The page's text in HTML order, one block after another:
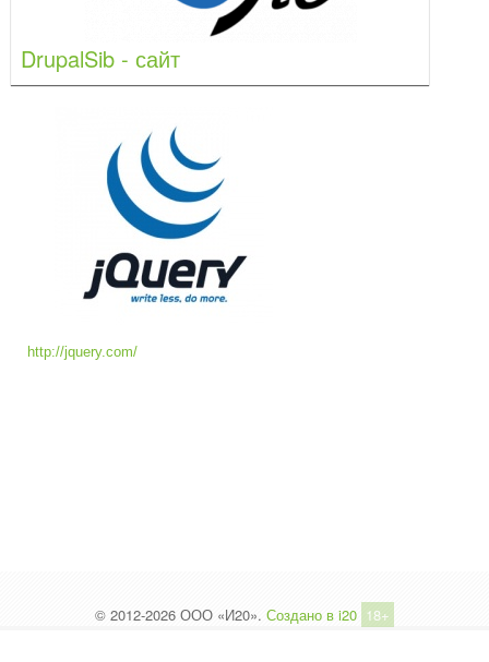
DrupalSib - сайт
http://jquery.com/
© 2012-2026 ООО «И20». Создано в i20 18+